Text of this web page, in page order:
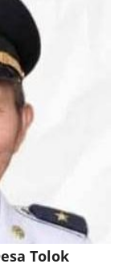
Tolok